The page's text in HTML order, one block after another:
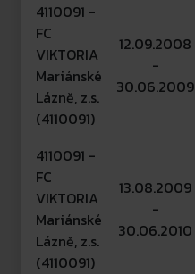
4110091 -
FC
VIKTORIA
Mariánské
Lázně, z.s.
(4110091)
12.09.2008
-
30.06.2009
4110091 -
FC
VIKTORIA
Mariánské
Lázně, z.s.
(4110091)
13.08.2009
-
30.06.2010